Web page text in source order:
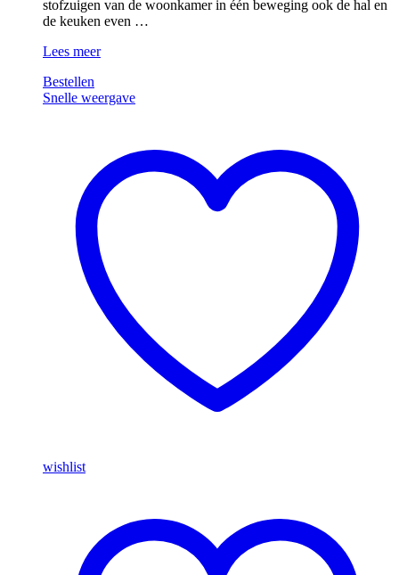
stofzuigen van de woonkamer in één beweging ook de hal en
de keuken even …
Nilfisk
Lees meer
Bestellen
Snelle weergave
wishlist